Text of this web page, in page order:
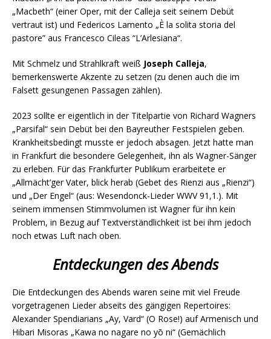
„Macbeth“ (einer Oper, mit der Calleja seit seinem Debüt
vertraut ist) und Federicos Lamento „È la solita storia del
pastore” aus Francesco Cileas “L’Arlesiana“.
Mit Schmelz und Strahlkraft weiß Joseph Calleja,
bemerkenswerte Akzente zu setzen (zu denen auch die im
Falsett gesungenen Passagen zählen).
2023 sollte er eigentlich in der Titelpartie von Richard Wagners
„Parsifal“ sein Debüt bei den Bayreuther Festspielen geben.
Krankheitsbedingt musste er jedoch absagen. Jetzt hatte man
in Frankfurt die besondere Gelegenheit, ihn als Wagner-Sänger
zu erleben. Für das Frankfurter Publikum erarbeitete er
„Allmächt’ger Vater, blick herab (Gebet des Rienzi aus „Rienzi“)
und „Der Engel“ (aus: Wesendonck-Lieder WWV 91,1.). Mit
seinem immensen Stimmvolumen ist Wagner für ihn kein
Problem, in Bezug auf Textverständlichkeit ist bei ihm jedoch
noch etwas Luft nach oben.
Entdeckungen des Abends
Die Entdeckungen des Abends waren seine mit viel Freude
vorgetragenen Lieder abseits des gängigen Repertoires:
Alexander Spendiarians „Ay, Vard“ (O Rose!) auf Armenisch und
Hibari Misoras „Kawa no nagare no yō ni“ (Gemächlich